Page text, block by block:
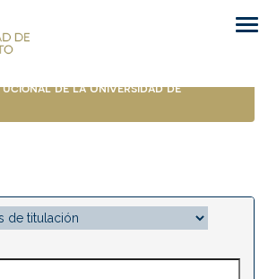
de la Universidad de